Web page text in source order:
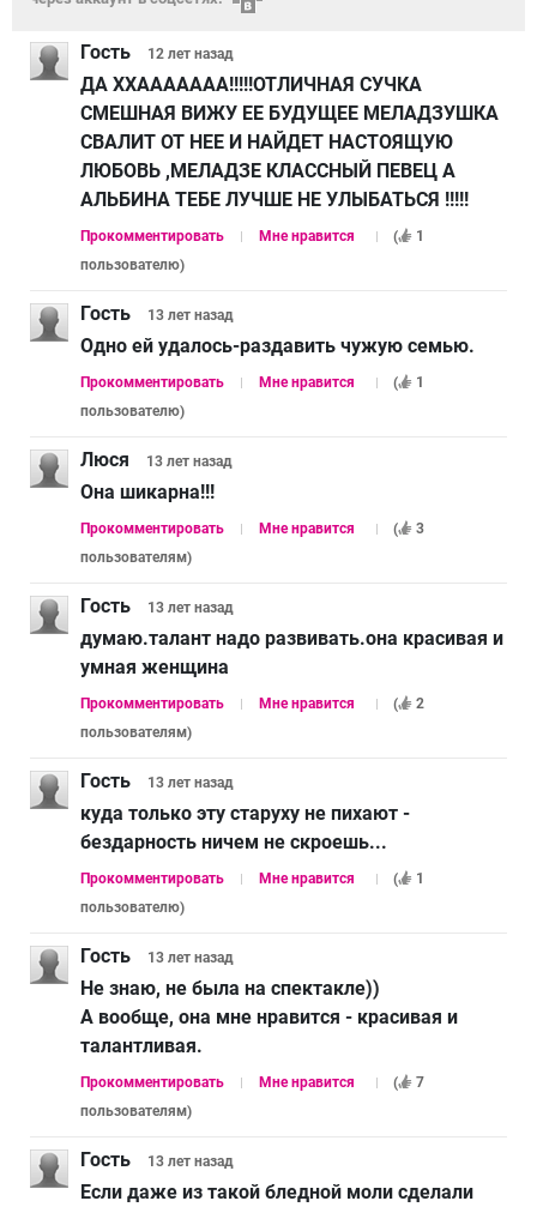
Гость 12 лет назад
ДА ХХААААААА!!!!!ОТЛИЧНАЯ СУЧКА
СМЕШНАЯ ВИЖУ ЕЕ БУДУЩЕЕ МЕЛАДЗУШКА
СВАЛИТ ОТ НЕЕ И НАЙДЕТ НАСТОЯЩУЮ
ЛЮБОВЬ ,МЕЛАДЗЕ КЛАССНЫЙ ПЕВЕЦ А
АЛЬБИНА ТЕБЕ ЛУЧШЕ НЕ УЛЫБАТЬСЯ !!!!!
Прокомментировать Мне нравится (
1
пользователю)
Гость 13 лет назад
Одно ей удалось-раздавить чужую семью.
Прокомментировать Мне нравится (
1
пользователю)
Люся 13 лет назад
Она шикарна!!!
Прокомментировать Мне нравится (
3
пользователям)
Гость 13 лет назад
думаю.талант надо развивать.она красивая и
умная женщина
Прокомментировать Мне нравится (
2
пользователям)
Гость 13 лет назад
куда только эту старуху не пихают -
бездарность ничем не скроешь...
Прокомментировать Мне нравится (
1
пользователю)
Гость 13 лет назад
Не знаю, не была на спектакле))
А вообще, она мне нравится - красивая и
талантливая.
Прокомментировать Мне нравится (
7
пользователям)
Гость 13 лет назад
Если даже из такой бледной моли сделали